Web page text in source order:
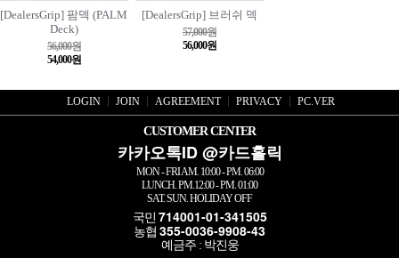
[DealersGrip] 팜덱 (PALM
Deck)
56,000원
54,000원
[DealersGrip] 브러쉬 덱
57,000원
56,000원
LOGIN JOIN AGREEMENT PRIVACY PC.VER
CUSTOMER CENTER
카카오톡ID @카드홀릭
MON - FRI AM. 10:00 - PM. 06:00
LUNCH. PM.12:00 - PM. 01:00
SAT. SUN. HOLIDAY OFF
국민 714001-01-341505
농협 355-0036-9908-43
예금주 : 박진웅